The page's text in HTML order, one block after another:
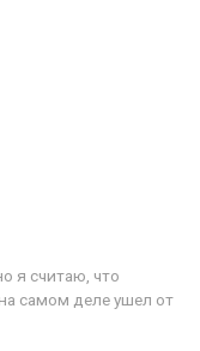
я считаю, что
самом деле ушел от